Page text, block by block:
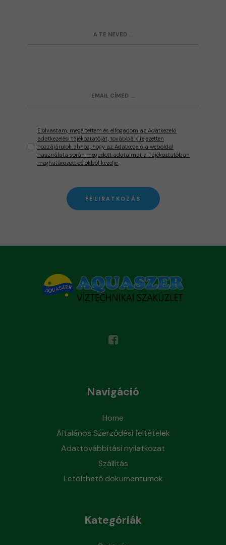
Elolvastam, megértettem és elfogadom az Adatkezelő
adatkezelési tájékoztatóját, továbbá kifejezetten
hozzájárulok ahhoz, hogy az Adatkezelő a weboldal
használata során megadott adataimat a Tájékoztatóban
meghatározott célokból kezelje.
FELIRATKOZÁS
Navigáció
Home
Általános Szerződési feltételek
Adattovábbítási nyilatkozat
Szállítás
Letölthető dokumentumok
Kategóriák